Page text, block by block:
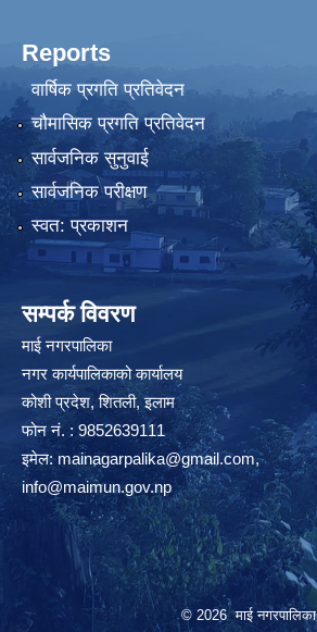
Reports
वार्षिक प्रगति प्रतिवेदन
चौमासिक प्रगति प्रतिवेदन
सार्वजनिक सुनुवाई
सार्वजनिक परीक्षण
स्वत: प्रकाशन
सम्पर्क विवरण
माई नगरपालिका
नगर कार्यपालिकाको कार्यालय
कोशी प्रदेश, शितली, इलाम
फोन नं. : 9852639111
इमेल:mainagarpalika@gmail.com,
info@maimun.gov.np
© 2026 माई नगरपालिका